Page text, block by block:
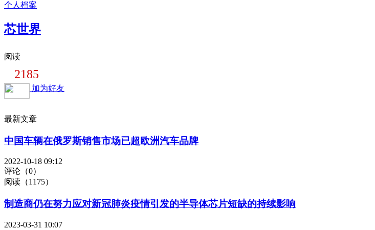
个人档案
芯世界
阅读
2185
加为好友
最新文章
中国车辆在俄罗斯销售市场已超欧洲汽车品牌
2022-10-18 09:12
评论（0）
阅读（1175）
制造商仍在努力应对新冠肺炎疫情引发的半导体芯片短缺的持续影响
2023-03-31 10:07